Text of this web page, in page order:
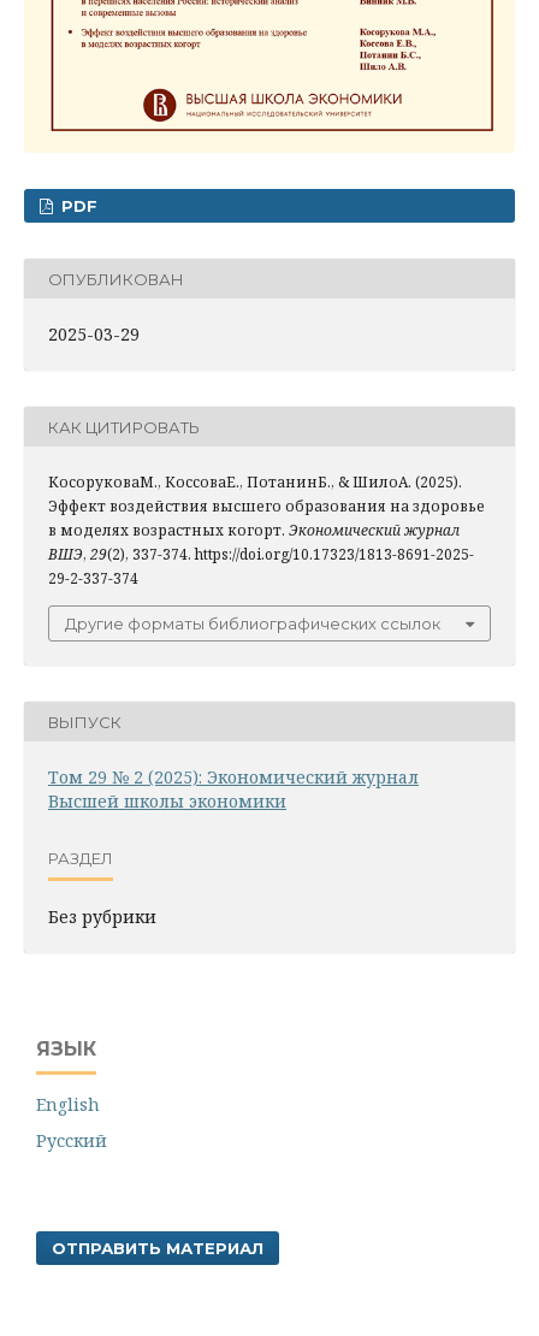
PDF
ОПУБЛИКОВАН
2025-03-29
КАК ЦИТИРОВАТЬ
КосоруковаМ., КоссоваЕ., ПотанинБ., & ШилоА. (2025).
Эффект воздействия высшего образования на здоровье
в моделях возрастных когорт. Экономический журнал
ВШЭ, 29(2), 337-374. https://doi.org/10.17323/1813-8691-2025-
29-2-337-374
Другие форматы библиографических ссылок
ВЫПУСК
Том 29 № 2 (2025): Экономический журнал
Высшей школы экономики
РАЗДЕЛ
Без рубрики
ЯЗЫК
English
Русский
ОТПРАВИТЬ МАТЕРИАЛ